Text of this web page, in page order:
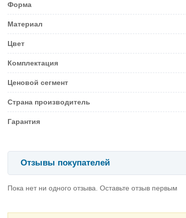
Форма
Материал
Цвет
Комплектация
Ценовой сегмент
Страна производитель
Гарантия
Отзывы покупателей
Пока нет ни одного отзыва. Оставьте отзыв первым